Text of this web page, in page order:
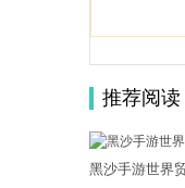
推荐阅读
黑沙手游世界